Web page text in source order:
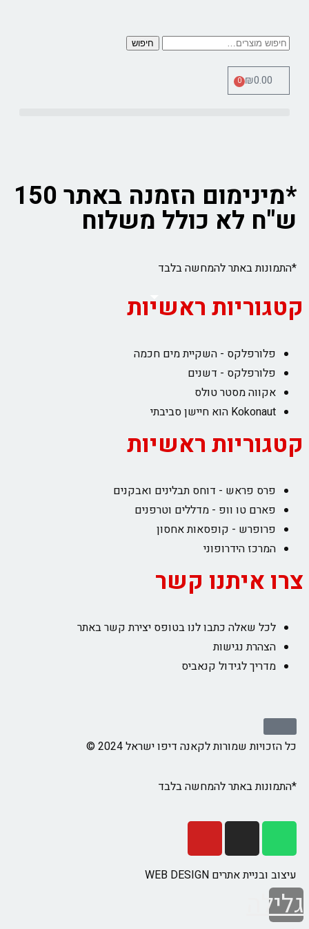
חיפוש
₪0.00
0
*מינימום הזמנה באתר 150
ש"ח לא כולל משלוח
*התמונות באתר להמחשה בלבד
קטגוריות ראשיות
פלורפלקס - השקיית מים חכמה
פלורפלקס - דשנים
אקווה מסטר טולס
Kokonaut הוא חיישן סביבתי
קטגוריות ראשיות
פרס פראש - דוחס תבלינים ואבקנים
פארם טו וופ - מדללים וטרפנים
פרופרש - קופסאות אחסון
המרכז הידרופוני
צרו איתנו קשר
לכל שאלה כתבו לנו בטופס יצירת קשר באתר
הצהרת נגישות
מדריך לגידול קנאביס
כל הזכויות שמורות לקאנה דיפו ישראל 2024 ©
*התמונות באתר להמחשה בלבד
עיצוב ובניית אתרים WEB DESIGN
גלילה